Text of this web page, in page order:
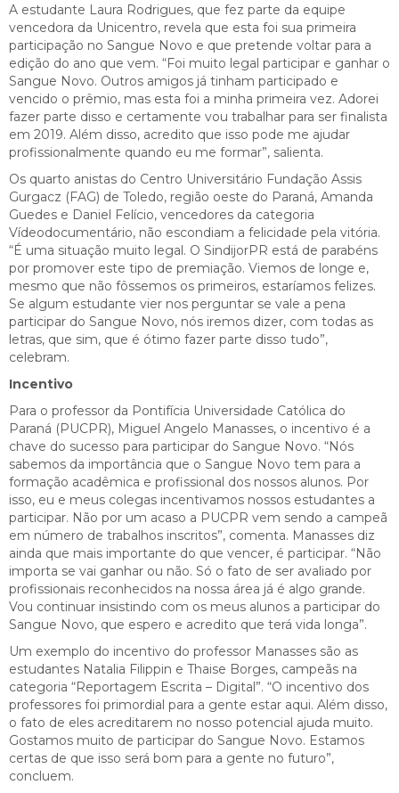
A estudante Laura Rodrigues, que fez parte da equipe
vencedora da Unicentro, revela que esta foi sua primeira
participação no Sangue Novo e que pretende voltar para a
edição do ano que vem. “Foi muito legal participar e ganhar o
Sangue Novo. Outros amigos já tinham participado e
vencido o prêmio, mas esta foi a minha primeira vez. Adorei
fazer parte disso e certamente vou trabalhar para ser finalista
em 2019. Além disso, acredito que isso pode me ajudar
profissionalmente quando eu me formar”, salienta.
Os quarto anistas do Centro Universitário Fundação Assis
Gurgacz (FAG) de Toledo, região oeste do Paraná, Amanda
Guedes e Daniel Felício, vencedores da categoria
Vídeodocumentário, não escondiam a felicidade pela vitória.
“É uma situação muito legal. O SindijorPR está de parabéns
por promover este tipo de premiação. Viemos de longe e,
mesmo que não fôssemos os primeiros, estaríamos felizes.
Se algum estudante vier nos perguntar se vale a pena
participar do Sangue Novo, nós iremos dizer, com todas as
letras, que sim, que é ótimo fazer parte disso tudo”,
celebram.
Incentivo
Para o professor da Pontifícia Universidade Católica do
Paraná (PUCPR), Miguel Angelo Manasses, o incentivo é a
chave do sucesso para participar do Sangue Novo. “Nós
sabemos da importância que o Sangue Novo tem para a
formação acadêmica e profissional dos nossos alunos. Por
isso, eu e meus colegas incentivamos nossos estudantes a
participar. Não por um acaso a PUCPR vem sendo a campeã
em número de trabalhos inscritos”, comenta. Manasses diz
ainda que mais importante do que vencer, é participar. “Não
importa se vai ganhar ou não. Só o fato de ser avaliado por
profissionais reconhecidos na nossa área já é algo grande.
Vou continuar insistindo com os meus alunos a participar do
Sangue Novo, que espero e acredito que terá vida longa”.
Um exemplo do incentivo do professor Manasses são as
estudantes Natalia Filippin e Thaise Borges, campeãs na
categoria “Reportagem Escrita – Digital”. “O incentivo dos
professores foi primordial para a gente estar aqui. Além disso,
o fato de eles acreditarem no nosso potencial ajuda muito.
Gostamos muito de participar do Sangue Novo. Estamos
certas de que isso será bom para a gente no futuro”,
concluem.